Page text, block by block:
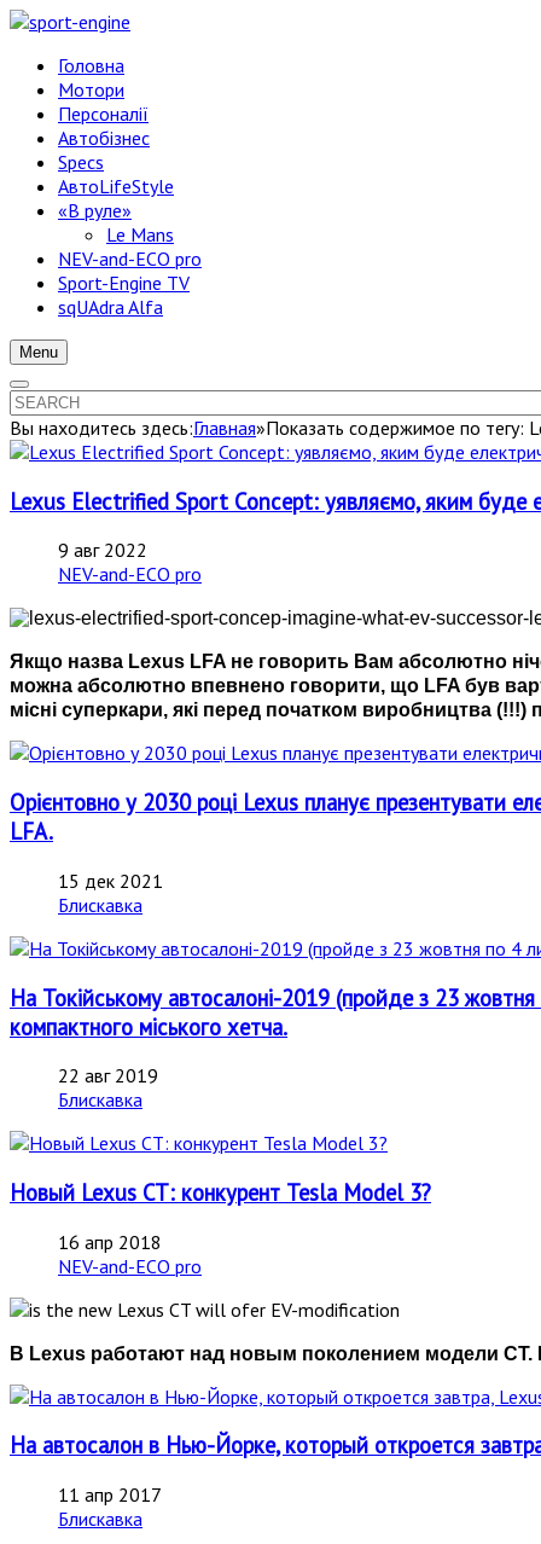
Головна
Мотори
Персоналії
Автобізнес
Specs
АвтоLifeStyle
«В руле»
Le Mans
NEV-and-ECO pro
Sport-Engine TV
sqUAdra Alfa
Menu
Вы находитесь здесь:Главная»Показать содержимое по тегу:
Lexus Electrified Sport Concept: уявляємо, яким буде
9 авг 2022
NEV-and-ECO pro
Якщо назва Lexus LFA не говорить Вам абсолютно
можна абсолютно впевнено говорити, що LFA був
місні суперкари, які перед початком виробництва
Орієнтовно у 2030 році Lexus планує презентувати
LFA.
15 дек 2021
Блискавка
На Токійському автосалоні-2019 (пройде з 23
компактного міського хетча.
22 авг 2019
Блискавка
Новый Lexus CT: конкурент Tesla Model 3?
16 апр 2018
NEV-and-ECO pro
В Lexus работают над новым поколением модели
На автосалон в Нью-Йорке, который откроется
11 апр 2017
Блискавка